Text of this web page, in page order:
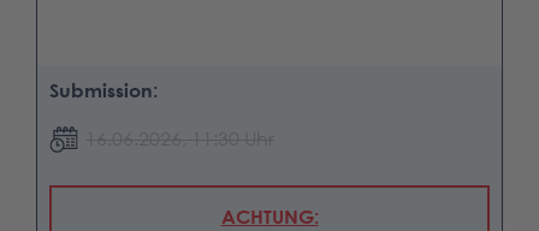
Submission:
16.06.2026, 11:30 Uhr
ACHTUNG: